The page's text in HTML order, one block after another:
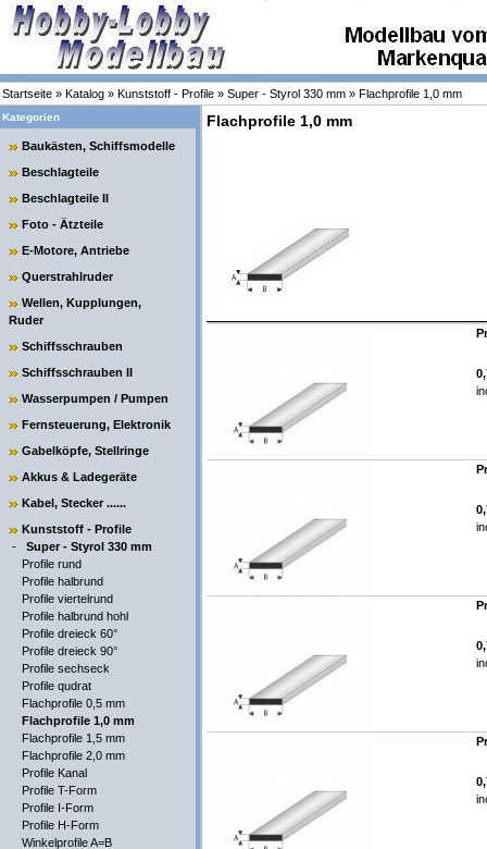
Startseite » Katalog » Kunststoff - Profile » Super - Styrol 330 mm » Flachprofile 1,0 mm
Kategorien
Baukästen, Schiffsmodelle
Beschlagteile
Beschlagteile II
Foto - Ätzteile
E-Motore, Antriebe
Querstrahlruder
Wellen, Kupplungen,
Ruder
Schiffsschrauben
Schiffsschrauben II
Wasserpumpen / Pumpen
Fernsteuerung, Elektronik
Gabelköpfe, Stellringe
Akkus & Ladegeräte
Kabel, Stecker ......
Kunststoff - Profile
- Super - Styrol 330 mm
Profile rund
Profile halbrund
Profile viertelrund
Profile halbrund hohl
Profile dreieck 60°
Profile dreieck 90°
Profile sechseck
Profile qudrat
Flachprofile 0,5 mm
Flachprofile 1,0 mm
Flachprofile 1,5 mm
Flachprofile 2,0 mm
Profile Kanal
Profile T-Form
Profile I-Form
Profile H-Form
Winkelprofile A=B
Flachprofile 1,0 mm